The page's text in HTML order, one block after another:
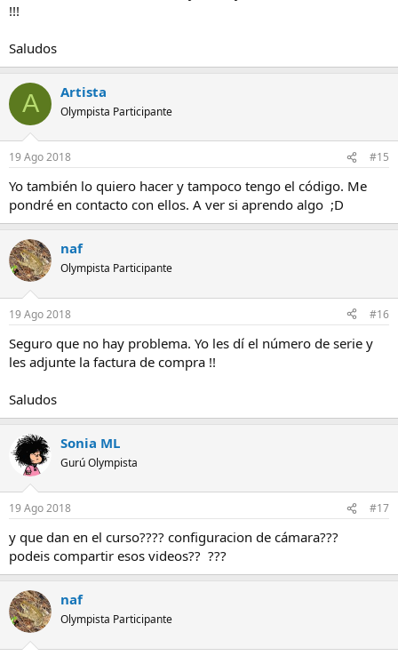
!!!
Saludos
A Artista
Olympista Participante
19 Ago 2018 #15
Yo también lo quiero hacer y tampoco tengo el código. Me
pondré en contacto con ellos. A ver si aprendo algo ;D
naf
Olympista Participante
19 Ago 2018 #16
Seguro que no hay problema. Yo les dí el número de serie y
les adjunte la factura de compra !!
Saludos
Sonia ML
Gurú Olympista
19 Ago 2018 #17
y que dan en el curso???? configuracion de cámara???
podeis compartir esos videos?? ???
naf
Olympista Participante